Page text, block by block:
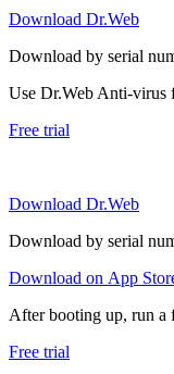
Download Dr.Web
Download by serial
Use Dr.Web Anti-virus
Free trial
Download Dr.Web
Download by serial
Download on App
After booting up, run a
Free trial